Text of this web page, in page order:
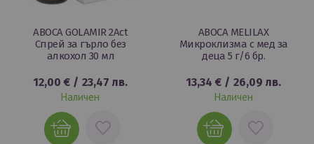
ABOCA GOLAMIR 2Act
Спрей за гърло без
алкохол 30 мл
12,00 € / 23,47 лв.
Наличен
ДОБАВИ
ABOCA MELILAX
Микроклизма с мед за
деца 5 г/6 бр.
13,34 € / 26,09 лв.
Наличен
ДОБАВИ